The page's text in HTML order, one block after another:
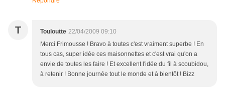
T Touloutte 22/04/2009 09:10
Merci Frimousse ! Bravo à toutes c'est vraiment superbe ! En
tous cas, super idée ces maisonnettes et c'est vrai qu'on a
envie de toutes les faire ! Et excellent l'idée du fil à scoubidou,
à retenir ! Bonne journée tout le monde et à bientôt ! Bizz